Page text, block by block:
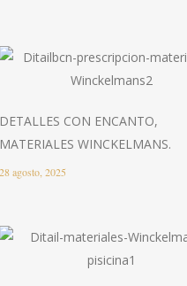
DETALLES CON ENCANTO,
MATERIALES WINCKELMANS.
28 agosto, 2025